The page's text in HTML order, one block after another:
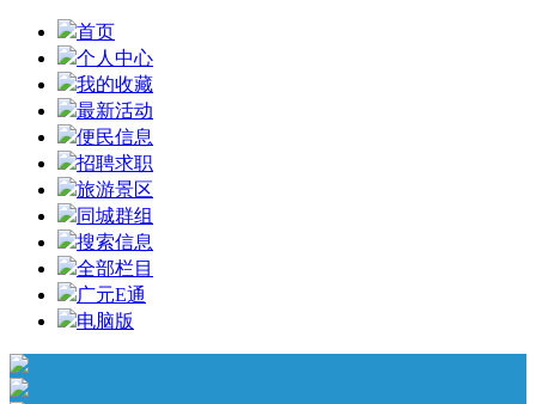
首页
个人中心
我的收藏
最新活动
便民信息
招聘求职
旅游景区
同城群组
搜索信息
全部栏目
广元E通
电脑版